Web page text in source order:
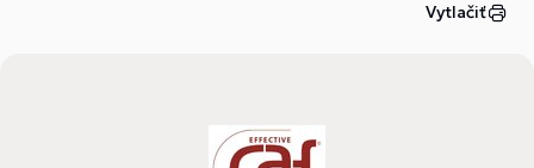
Vytlačiť